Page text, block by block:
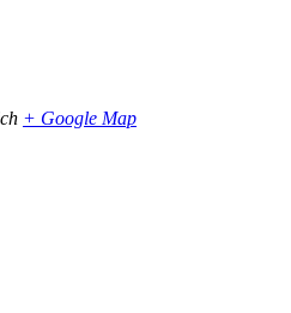
+ Google Map